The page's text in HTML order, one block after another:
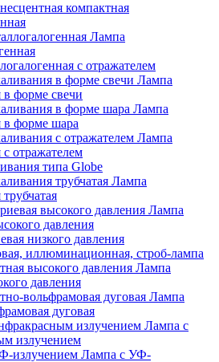
компактная
Лампа
с отражателем
Лампа
в форме свечи
Лампа
в форме шара
Лампа
отражателем
типа Globe
Лампа
Лампа
давления
низкого давления
иллюминационная, строб-лампа
Лампа
давления
Лампа
дуговая
Лампа с
излучением
Лампа с УФ-